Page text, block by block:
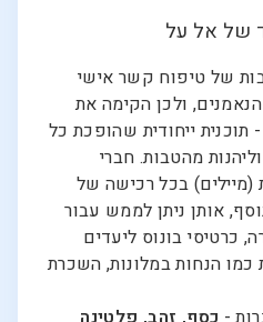
של אל על
של טיפוח קשר אישי
ולכן הקימה את
- תוכנית ייחודית שהופכת כל
מהטבות. חברי
(מיילים) בכל רכישה של
אותן ניתן לממש עבור
כרטיסי בונוס ליעדים
כמו הנחות במלונות, השכרת